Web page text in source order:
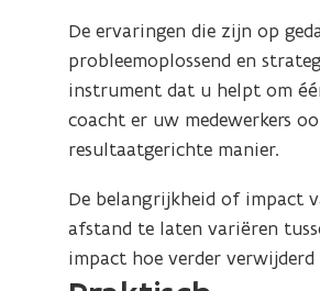
De ervaringen die zijn op
probleemoplossend en
instrument dat u helpt om
coacht er uw medewerkers
resultaatgerichte manier.
De belangrijkheid of impact
afstand te laten variëren
impact hoe verder